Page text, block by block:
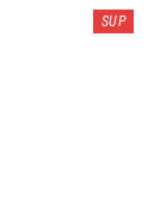
SUP